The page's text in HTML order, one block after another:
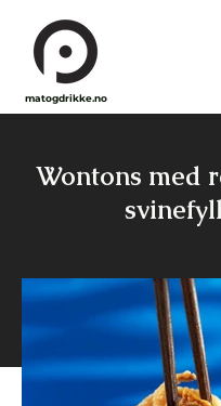
matogdrikke.no
Wontons med
svinefyll